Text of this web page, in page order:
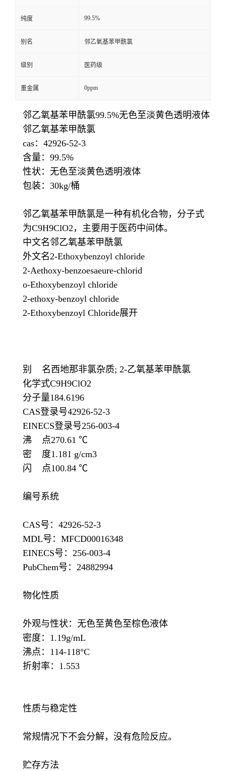
纯度 99.5%
别名 邻乙氧基苯甲酰氯
级别 医药级
重金属 0ppm
邻乙氧基苯甲酰氯99.5%无色至淡黄色透明液体
邻乙氧基苯甲酰氯
cas：42926-52-3
含量：99.5%
性状：无色至淡黄色透明液体
包装：30kg/桶
邻乙氧基苯甲酰氯是一种有机化合物，分子式
为C9H9ClO2，主要用于医药中间体。
中文名邻乙氧基苯甲酰氯
外文名2-Ethoxybenzoyl chloride
2-Aethoxy-benzoesaeure-chlorid
o-Ethoxybenzoyl chloride
2-ethoxy-benzoyl chloride
2-Ethoxybenzoyl Chloride展开
别 名西地那非氯杂质; 2-乙氧基苯甲酰氯
化学式C9H9ClO2
分子量184.6196
CAS登录号42926-52-3
EINECS登录号256-003-4
沸 点270.61 ℃
密 度1.181 g/cm3
闪 点100.84 ℃
编号系统
CAS号：42926-52-3
MDL号：MFCD00016348
EINECS号：256-003-4
PubChem号：24882994
物化性质
外观与性状：无色至黄色至棕色液体
密度：1.19g/mL
沸点：114-118°C
折射率：1.553
性质与稳定性
常规情况下不会分解，没有危险反应。
贮存方法